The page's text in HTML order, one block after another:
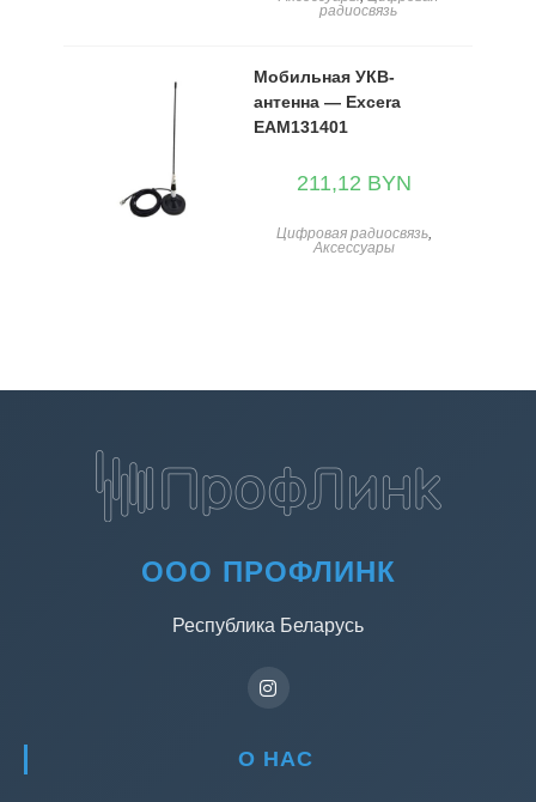
радиосвязь
Цифровая радиосвязь,
Аксессуары
Мобильная УКВ-
антенна — Excera
EAM131401
211,12 BYN
ООО ПРОФЛИНК
Республика Беларусь
О НАС